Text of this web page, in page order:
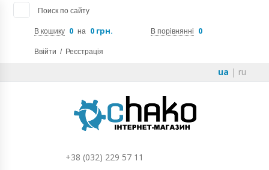
Поиск по сайту
В кошику 0 на 0 грн. В порівнянні 0
Ввійти / Реєстрація
ua | ru
+38 (032) 229 57 11